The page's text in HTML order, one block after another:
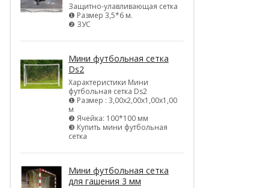
Защитно-улавливающая сетка
❶ Размер 3,5*6 м.
❷ ЗУС
Мини футбольная сетка
Ds2
Характеристики Мини
футбольная сетка Ds2
❶ Размер : 3,00х2,00х1,00х1,00
м
❷ Ячейка: 100*100 мм
❸ Купить мини футбольная
сетка
Мини футбольная сетка
для гашения 3 мм